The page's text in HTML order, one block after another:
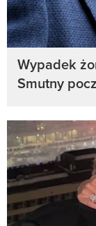
Wypadek
Smutny